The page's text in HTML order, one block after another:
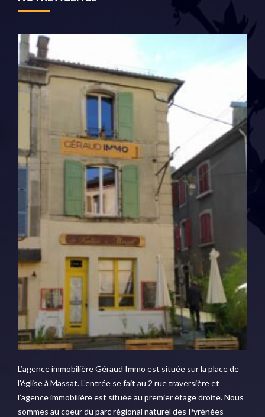
L’agence immobilière Géraud Immo est située sur la place de
l’église à Massat. L’entrée se fait au 2 rue traversière et
l’agence immobilière est située au premier étage droite. Nous
sommes au coeur du parc régional naturel des Pyrénées